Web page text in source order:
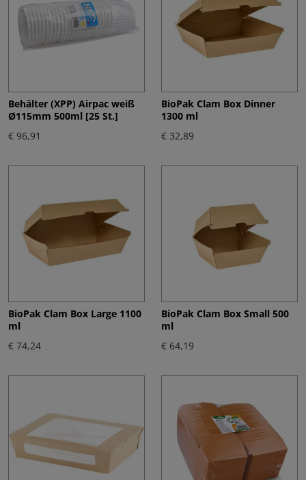
Behälter (XPP) Airpac weiß
Ø115mm 500ml [25 St.]
€ 96,91
BioPak Clam Box Dinner
1300 ml
€ 32,89
BioPak Clam Box Large 1100
ml
€ 74,24
BioPak Clam Box Small 500
ml
€ 64,19